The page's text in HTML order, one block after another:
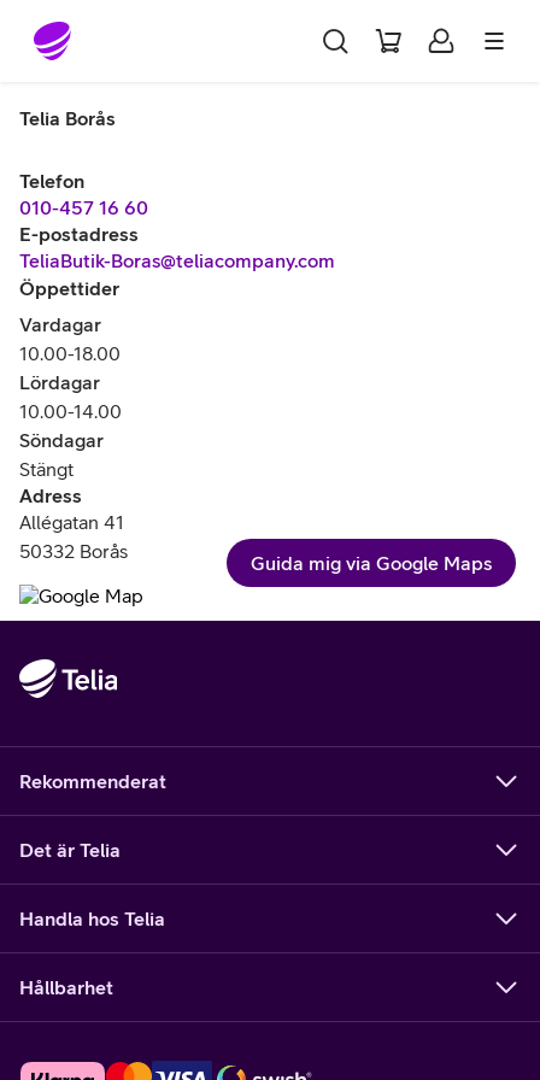
Gå till sidans innehåll
Telia Borås
Telefon
010-457 16 60
E-postadress
TeliaButik-Boras@teliacompany.com
Öppettider
Vardagar
10.00-18.00
Lördagar
10.00-14.00
Söndagar
Stängt
Adress
Allégatan 41
50332 Borås
Guida mig via Google Maps
Rekommenderat
Det är Telia
Handla hos Telia
Hållbarhet